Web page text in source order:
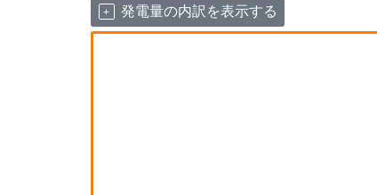
発電量の内訳を表示する